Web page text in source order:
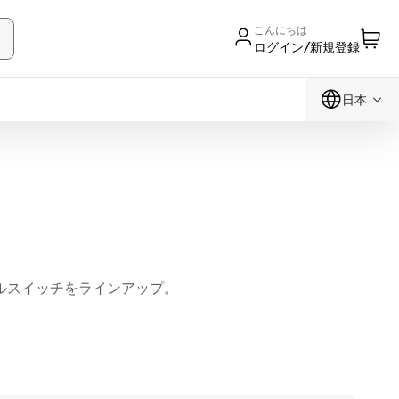
こんにちは
ログイン/新規登録
日本
イッチをラインアップ。